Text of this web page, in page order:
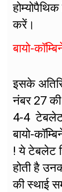
करें।
बायो-
इसके
नंबर 27
4-4 टेबलेट
बायो-
! ये टेबलेट
होती है
की स्थाई